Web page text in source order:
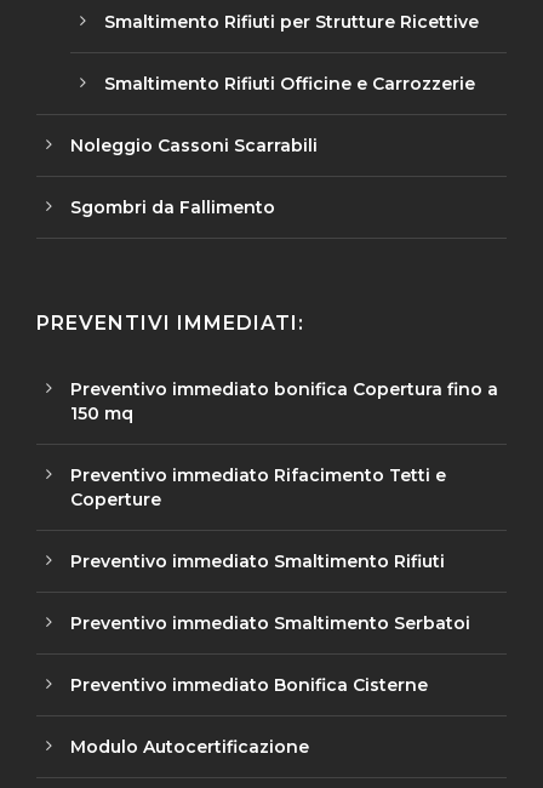
Smaltimento Rifiuti per Strutture Ricettive
Smaltimento Rifiuti Officine e Carrozzerie
Noleggio Cassoni Scarrabili
Sgombri da Fallimento
PREVENTIVI IMMEDIATI:
Preventivo immediato bonifica Copertura fino a
150 mq
Preventivo immediato Rifacimento Tetti e
Coperture
Preventivo immediato Smaltimento Rifiuti
Preventivo immediato Smaltimento Serbatoi
Preventivo immediato Bonifica Cisterne
Modulo Autocertificazione